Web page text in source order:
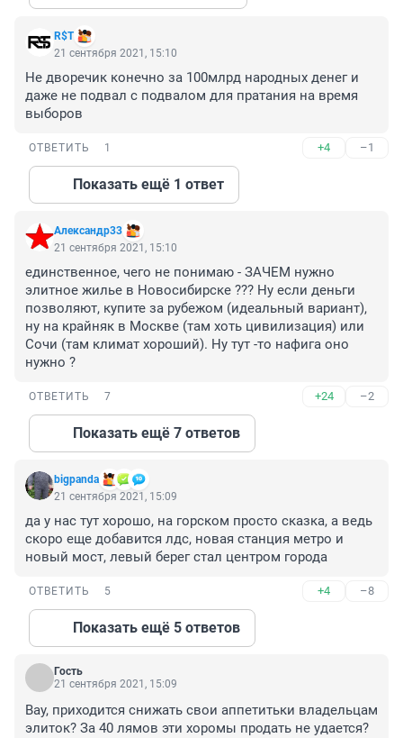
R$Т
21 сентября 2021, 15:10
Не дворечик конечно за 100млрд народных денег и
даже не подвал с подвалом для пратания на время
выборов
ОТВЕТИТЬ 1 +4 –1
Показать ещё 1 ответ
Александр33
21 сентября 2021, 15:10
единственное, чего не понимаю - ЗАЧЕМ нужно
элитное жилье в Новосибирске ??? Ну если деньги
позволяют, купите за рубежом (идеальный вариант),
ну на крайняк в Москве (там хоть цивилизация) или
Сочи (там климат хороший). Ну тут -то нафига оно
нужно ?
ОТВЕТИТЬ 7 +24 –2
Показать ещё 7 ответов
bigpanda
21 сентября 2021, 15:09
да у нас тут хорошо, на горском просто сказка, а ведь
скоро еще добавится лдс, новая станция метро и
новый мост, левый берег стал центром города
ОТВЕТИТЬ 5 +4 –8
Показать ещё 5 ответов
Гость
21 сентября 2021, 15:09
Вау, приходится снижать свои аппетитьки владельцам
элиток? За 40 лямов эти хоромы продать не удается?